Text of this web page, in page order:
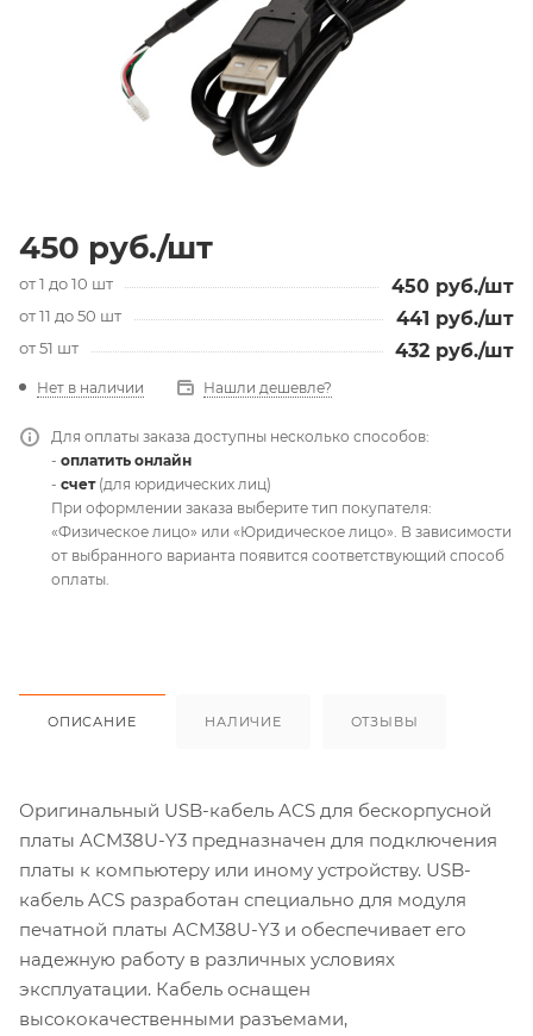
450 руб./шт
от 1 до 10 шт 450 руб./шт
от 11 до 50 шт 441 руб./шт
от 51 шт 432 руб./шт
Нет в наличии Нашли дешевле?
Для оплаты заказа доступны несколько способов:
- оплатить онлайн
- счет(для юридических лиц)
При оформлении заказа выберите тип покупателя:
«Физическое лицо» или «Юридическое лицо». В зависимости
от выбранного варианта появится соответствующий способ
оплаты.
ОПИСАНИЕ НАЛИЧИЕ ОТЗЫВЫ
Оригинальный USB-кабель ACS для бескорпусной
платы ACM38U-Y3 предназначен для подключения
платы к компьютеру или иному устройству. USB-
кабель ACS разработан специально для модуля
печатной платы ACM38U-Y3 и обеспечивает его
надежную работу в различных условиях
эксплуатации. Кабель оснащен
высококачественными разъемами,